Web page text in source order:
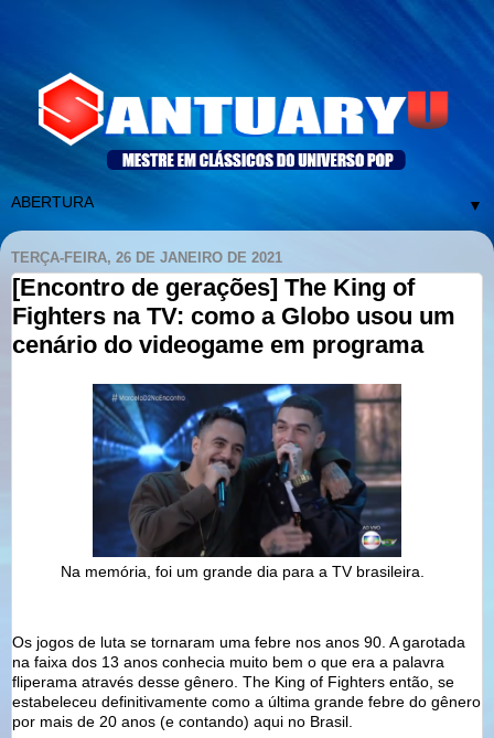
▼
TERÇA-FEIRA, 26 DE JANEIRO DE 2021
[Encontro de gerações] The King of
Fighters na TV: como a Globo usou um
cenário do videogame em programa
Na memória, foi um grande dia para a TV brasileira.
Os jogos de luta se tornaram uma febre nos anos 90. A garotada
na faixa dos 13 anos conhecia muito bem o que era a palavra
fliperama através desse gênero. The King of Fighters então, se
estabeleceu definitivamente como a última grande febre do gênero
por mais de 20 anos (e contando) aqui no Brasil.